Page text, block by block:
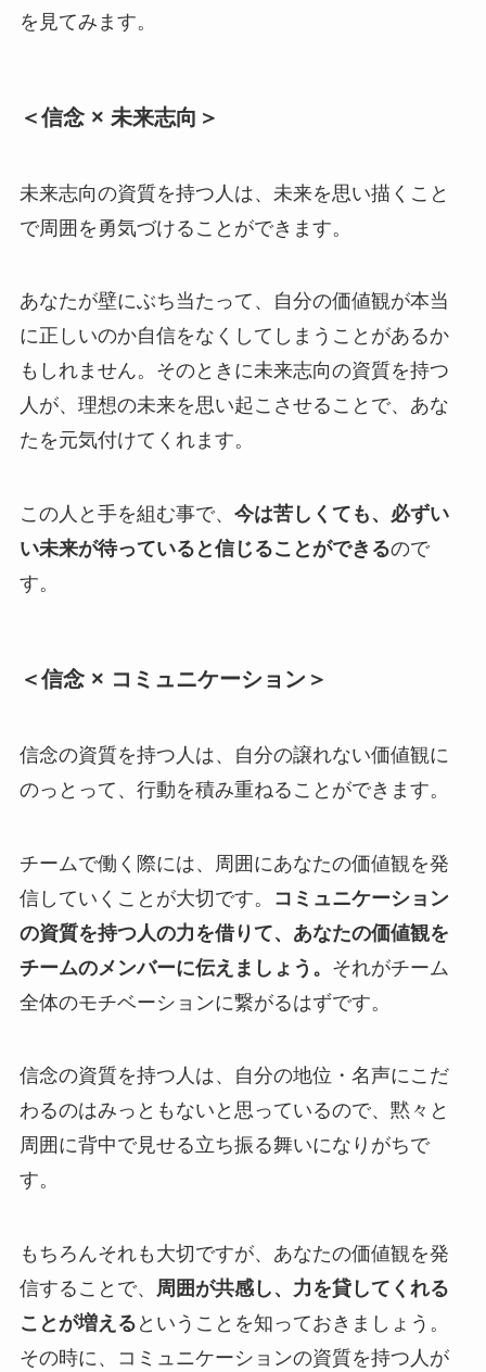
を見てみます。
＜信念 × 未来志向＞
未来志向の資質を持つ人は、未来を思い描くこと
で周囲を勇気づけることができます。
あなたが壁にぶち当たって、自分の価値観が本当
に正しいのか自信をなくしてしまうことがあるか
もしれません。そのときに未来志向の資質を持つ
人が、理想の未来を思い起こさせることで、あな
たを元気付けてくれます。
この人と手を組む事で、 今は苦しくても、必ずい
い未来が待っていると信じることができるので
す。
＜信念 × コミュニケーション＞
信念の資質を持つ人は、自分の譲れない価値観に
のっとって、行動を積み重ねることができます。
チームで働く際には、周囲にあなたの価値観を発
信していくことが大切です。
コミュニケーション
の資質を持つ人の力を借りて、あなたの価値観を
チームのメンバーに伝えましょう。 それがチーム
全体のモチベーションに繋がるはずです。
信念の資質を持つ人は、自分の地位・名声にこだ
わるのはみっともないと思っているので、黙々と
周囲に背中で見せる立ち振る舞いになりがちで
す。
もちろんそれも大切ですが、あなたの価値観を発
信することで、 周囲が共感し、力を貸してくれる
ことが増える ということを知っておきましょう。
その時に、コミュニケーションの資質を持つ人が